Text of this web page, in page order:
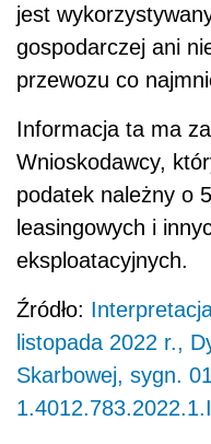
jest
gospodarczej ani
przewozu co
Informacja ta ma
Wnioskodawcy,
podatek należny o
leasingowych i
eksploatacyjnych.
Źródło:
listopada 2022 r.,
Skarbowej, sygn.